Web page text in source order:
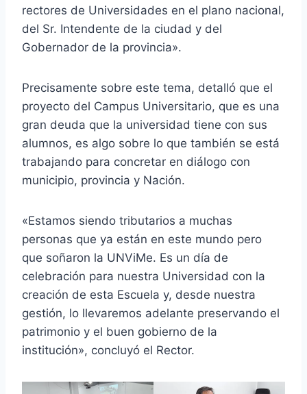
rectores de Universidades en el plano nacional,
del Sr. Intendente de la ciudad y del
Gobernador de la provincia».
Precisamente sobre este tema, detalló que el
proyecto del Campus Universitario, que es una
gran deuda que la universidad tiene con sus
alumnos, es algo sobre lo que también se está
trabajando para concretar en diálogo con
municipio, provincia y Nación.
«Estamos siendo tributarios a muchas
personas que ya están en este mundo pero
que soñaron la UNViMe. Es un día de
celebración para nuestra Universidad con la
creación de esta Escuela y, desde nuestra
gestión, lo llevaremos adelante preservando el
patrimonio y el buen gobierno de la
institución», concluyó el Rector.